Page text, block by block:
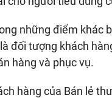
những điểm khác
đối tượng khách
hàng và phục vụ.
hàng của Bán lẻ